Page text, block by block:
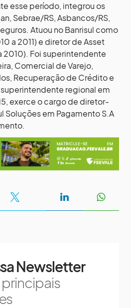
esse período, integrou os
Sebrae/RS, Asbancos/RS,
Atuou no Banrisul como
a 2011) e diretor de Asset
2010). Foi superintendente
Comercial de Varejo,
Recuperação de Crédito e
regional em
exerce o cargo de diretor-
Soluções em Pagamento S.A
Newsletter